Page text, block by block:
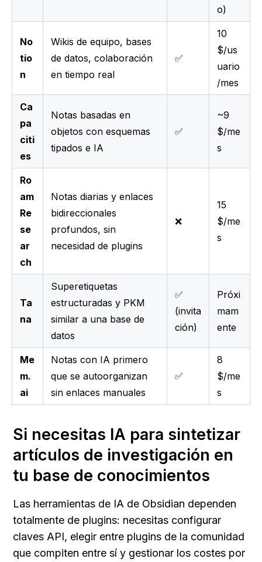
o)
No
tio
n
Wikis de equipo, bases
de datos, colaboración
en tiempo real
✅
10
$/us
uario
/mes
Ca
pa
citi
es
Notas basadas en
objetos con esquemas
tipados e IA
✅
~9
$/me
s
Ro
am
Re
se
ar
ch
Notas diarias y enlaces
bidireccionales
profundos, sin
necesidad de plugins
❌
15
$/me
s
Ta
na
Superetiquetas
estructuradas y PKM
similar a una base de
datos
✅
(invita
ción)
Próxi
mam
ente
Me
m.
ai
Notas con IA primero
que se autoorganizan
sin enlaces manuales
✅
8
$/me
s
Si necesitas IA para sintetizar
artículos de investigación en
tu base de conocimientos
Las herramientas de IA de Obsidian dependen
totalmente de plugins: necesitas configurar
claves API, elegir entre plugins de la comunidad
que compiten entre sí y gestionar los costes por